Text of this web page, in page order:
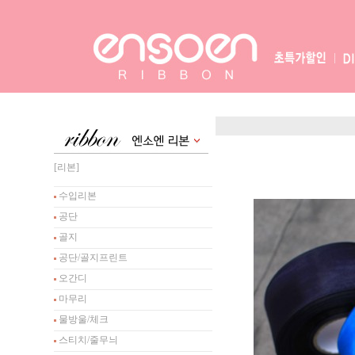
[리본]
수입리본
공단
골지
공단/골지프린트
오간디
마무리
물방울/체크
스티치/줄무늬